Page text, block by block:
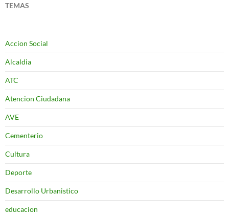
TEMAS
Accion Social
Alcaldia
ATC
Atencion Ciudadana
AVE
Cementerio
Cultura
Deporte
Desarrollo Urbanistico
educacion